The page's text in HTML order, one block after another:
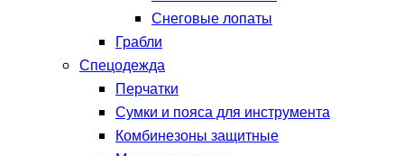
Снеговые лопаты
Грабли
Спецодежда
Перчатки
Сумки и пояса для инструмента
Комбинезоны защитные